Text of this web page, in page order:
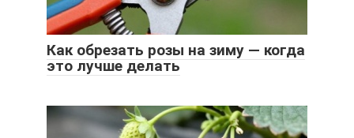
Как обрезать розы на зиму — когда
это лучше делать